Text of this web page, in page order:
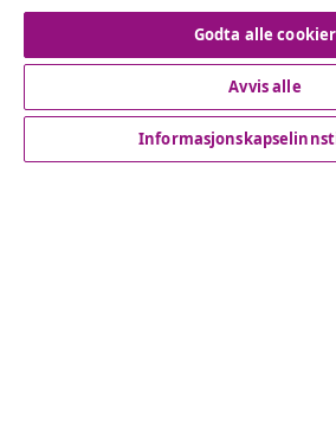
Kundeservice
Godta alle cookier
Avvis alle